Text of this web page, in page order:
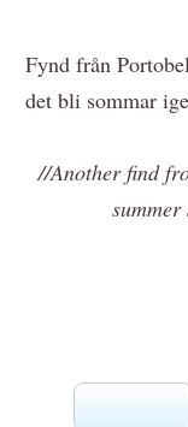
Fynd från
det bli sommar
//Another find